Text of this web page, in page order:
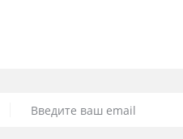
Введите ваш email